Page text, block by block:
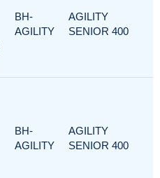
BH-
AGILITY
AGILITY
SENIOR 400
BH-
AGILITY
AGILITY
SENIOR 400